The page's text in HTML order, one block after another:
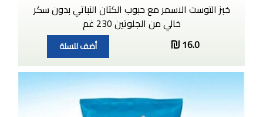
خبز التوست الاسمر مع حبوب الكتان النباتي بدون سكر
خالي من الجلوتين 230 غم
16.0
أضف للسلة